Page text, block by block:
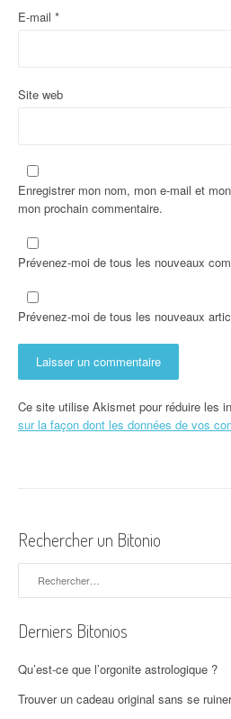
i
l
E-mail *
Site web
Enregistrer mon nom, mon e-mail et
mon prochain commentaire.
Prévenez-moi de tous les nouveaux
Prévenez-moi de tous les nouveaux
Ce site utilise Akismet pour réduire les
sur la façon dont les données de vos
Rechercher un Bitonio
Derniers Bitonios
Qu’est-ce que l’orgonite astrologique ?
Trouver un cadeau original sans se